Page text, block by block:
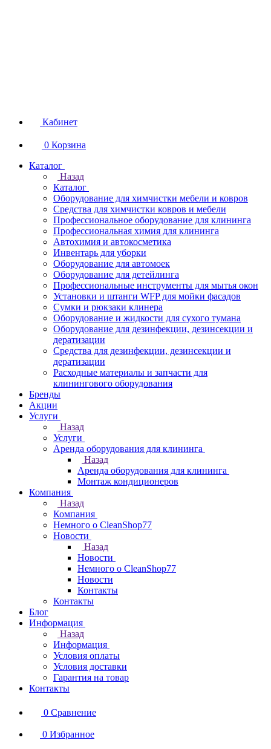
Кабинет
0 Корзина
Каталог
Назад
Каталог
Оборудование для химчистки мебели и ковров
Средства для химчистки ковров и мебели
Профессиональное оборудование для клининга
Профессиональная химия для клининга
Автохимия и автокосметика
Инвентарь для уборки
Оборудование для автомоек
Оборудование для детейлинга
Профессиональные инструменты для мытья окон
Установки и штанги WFP для мойки фасадов
Сумки и рюкзаки клинера
Оборудование и жидкости для сухого тумана
Оборудование для дезинфекции, дезинсекции и
дератизации
Средства для дезинфекции, дезинсекции и
дератизации
Расходные материалы и запчасти для
клинингового оборудования
Бренды
Акции
Услуги
Назад
Услуги
Аренда оборудования для клининга
Назад
Аренда оборудования для клининга
Монтаж кондиционеров
Компания
Назад
Компания
Немного о CleanShop77
Новости
Назад
Новости
Немного о CleanShop77
Новости
Контакты
Контакты
Блог
Информация
Назад
Информация
Условия оплаты
Условия доставки
Гарантия на товар
Контакты
0 Сравнение
0 Избранное